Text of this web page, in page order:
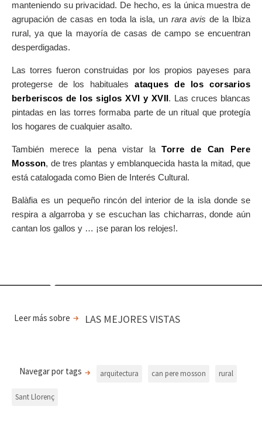
manteniendo su privacidad. De hecho, es la única muestra de
agrupación de casas en toda la isla, un rara avis de la Ibiza
rural, ya que la mayoría de casas de campo se encuentran
desperdigadas.
Las torres fueron construidas por los propios payeses para
protegerse de los habituales ataques de los corsarios
berberiscos de los siglos XVI y XVII. Las cruces blancas
pintadas en las torres formaba parte de un ritual que protegía
los hogares de cualquier asalto.
También merece la pena vistar laTorre de Can Pere
Mosson, de tres plantas y emblanquecida hasta la mitad, que
está catalogada como Bien de Interés Cultural.
Balàfia es un pequeño rincón del interior de la isla donde se
respira a algarroba y se escuchan las chicharras, donde aún
cantan los gallos y … ¡se paran los relojes!.
Leer más sobre LAS MEJORES VISTAS
Navegar por tags arquitectura can pere mosson rural
Sant Llorenç